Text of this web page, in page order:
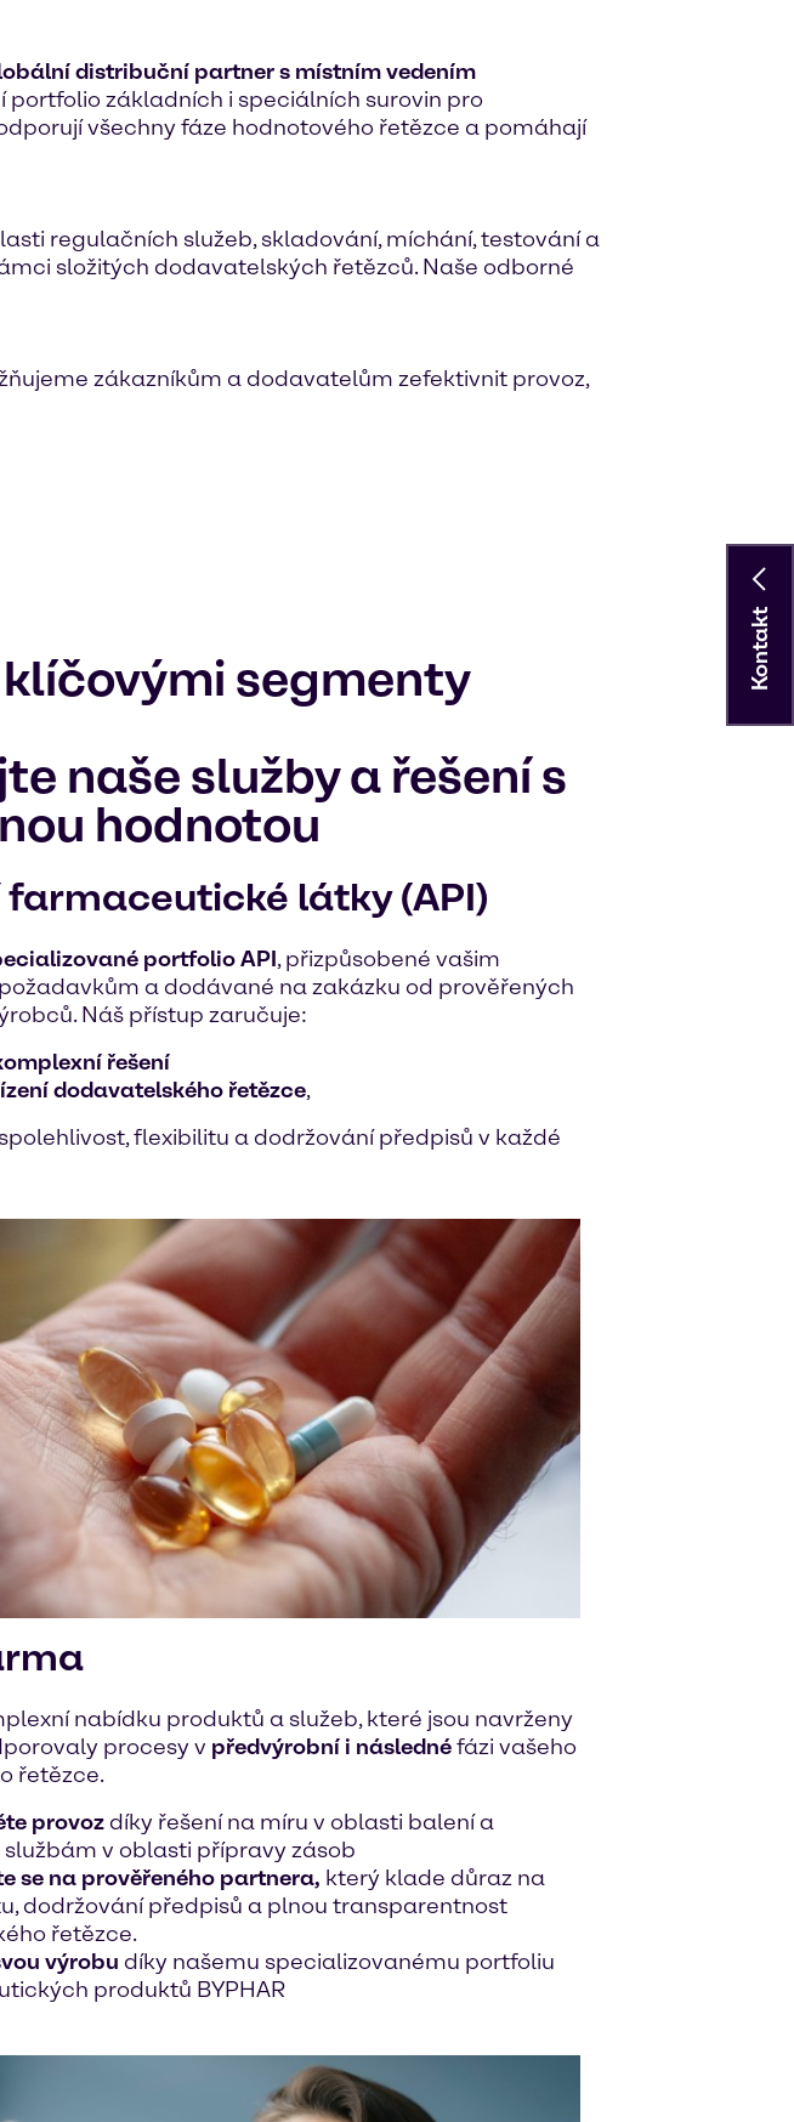
distribuční partner s místním vedením
základních i speciálních surovin pro
všechny fáze hodnotového řetězce a pomáhají
regulačních služeb, skladování, míchání, testování a
složitých dodavatelských řetězců. Naše odborné
zákazníkům a dodavatelům zefektivnit provoz,
segmenty
naše služby a řešení s
hodnotou
látky (API)
portfolio API, přizpůsobené vašim
a dodávané na zakázku od prověřených
Náš přístup zaručuje:
řešení
dodavatelského řetězce,
flexibilitu a dodržování předpisů v každé
nabídku produktů a služeb, které jsou navrženy
procesy v předvýrobní i následnéfázi vašeho
řetězce.
provozdíky řešení na míru v oblasti balení a
v oblasti přípravy zásob
se na prověřeného partnera, který klade důraz na
dodržování předpisů a plnou transparentnost
řetězce.
výrobu díky našemu specializovanému portfoliu
produktů BYPHAR
Kontakt